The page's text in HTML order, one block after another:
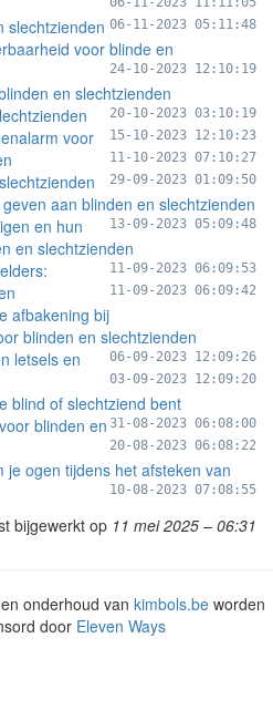
slechtzienden 06-11-2023 05:11:48
voor blinde en
24-10-2023 12:10:19
en slechtzienden
20-10-2023 03:10:19
15-10-2023 12:10:23
voor
11-10-2023 07:10:27
29-09-2023 01:09:50
aan blinden en slechtzienden
13-09-2023 05:09:48
en hun
en slechtzienden
11-09-2023 06:09:53
11-09-2023 06:09:42
afbakening bij
blinden en slechtzienden
06-09-2023 12:09:26
letsels en
03-09-2023 12:09:20
blind of slechtziend bent
31-08-2023 06:08:00
blinden en
20-08-2023 06:08:22
je ogen tijdens het afsteken van
10-08-2023 07:08:55
bijgewerkt op 11 mei 2025 – 06:31
onderhoud van kimbols.beworden
door Eleven Ways